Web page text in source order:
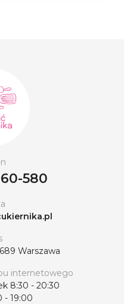
580
Warszawa
internetowego
8:30 - 20:30
- 19:00